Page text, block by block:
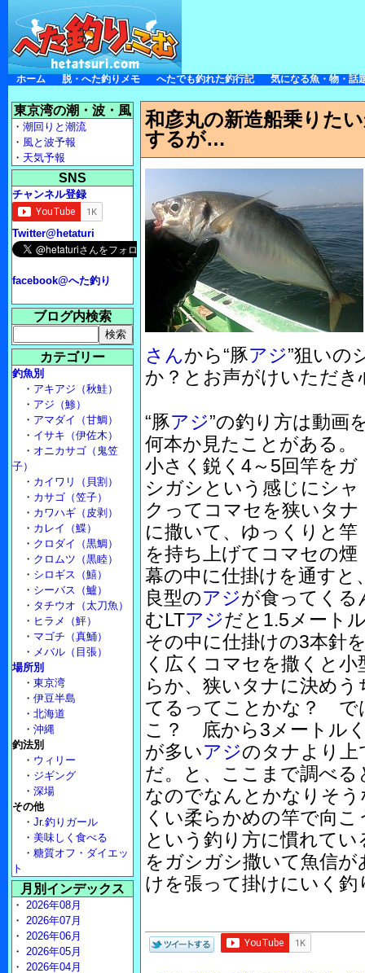
ホーム 脱・へた釣りメモ へたでも釣れた釣行記 気になる魚・物・話
和彦丸の新造船乗りた
するが…
さんから“豚アジ”狙いの
か？とお声がけいただき
“豚アジ”の釣り方は動画
何本か見たことがある。
小さく鋭く4～5回竿をガ
シガシという感じにシャ
クってコマセを狭いタナ
に撒いて、ゆっくりと竿
を持ち上げてコマセの煙
幕の中に仕掛けを通すと
良型のアジが食ってくる
むLTアジだと1.5メート
その中に仕掛けの3本針
く広くコマセを撒くと小
らか、狭いタナに決め
てるってことかな？ で
こ？ 底から3メートル
が多いアジのタナより上
だ。と、ここまで調べる
なのでなんとかなりそ
くい柔らかめの竿で向
という釣り方に慣れて
をガシガシ撒いて魚信
けを張って掛けにいく
東京湾の潮・波・風
・ 潮回りと潮流
・ 風と波予報
・ 天気予報
SNS
チャンネル登録
Twitter@hetaturi
facebook@へた釣り
ブログ内検索
カテゴリー
釣魚別
・ アキアジ（秋鮭）
・ アジ（鯵）
・ アマダイ（甘鯛）
・ イサキ（伊佐木）
・ オニカサゴ（鬼笠
子）
・ カイワリ（貝割）
・ カサゴ（笠子）
・ カワハギ（皮剥）
・ カレイ（鰈）
・ クロダイ（黒鯛）
・ クロムツ（黒睦）
・ シロギス（鱚）
・ シーバス（鱸）
・ タチウオ（太刀魚）
・ ヒラメ（鮃）
・ マゴチ（真鯒）
・ メバル（目張）
場所別
・ 東京湾
・ 伊豆半島
・ 北海道
・ 沖縄
釣法別
・ ウィリー
・ ジギング
・ 深場
その他
・ Jr.釣りガール
・ 美味しく食べる
・ 糖質オフ・ダイエッ
ト
月別インデックス
・ 2026年08月
・ 2026年07月
・ 2026年06月
・ 2026年05月
・ 2026年04月